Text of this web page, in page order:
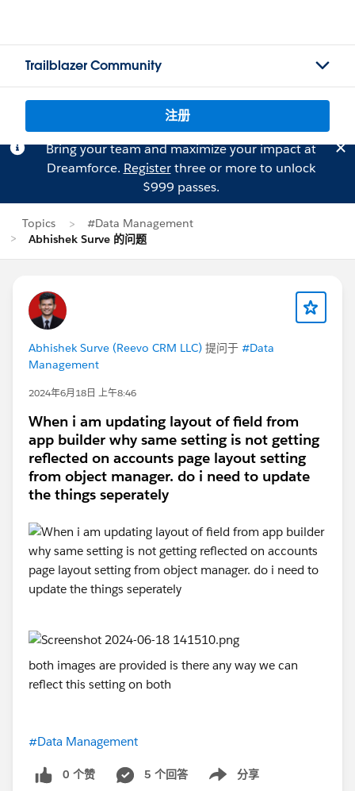
Trailblazer Community
注册
Bring your team and maximize your impact at
Dreamforce. Registerthree or more to unlock
$999 passes.
Topics
#Data Management
Abhishek Surve 的问题
Abhishek Surve (Reevo CRM LLC) 提问于 #Data
Management
2024年6月18日 上午8:46
When i am updating layout of field from
app builder why same setting is not getting
reflected on accounts page layout setting
from object manager. do i need to update
the things seperately
both images are provided is there any way we can
reflect this setting on both
#Data Management
0 个赞 5 个回答 分享
Show menu